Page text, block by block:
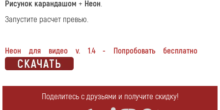
Рисунок карандашом + Неон.
Запустите расчет превью.
Неон для видео v. 1.4 - Попробовать бесплатно
Поделитесь с друзьями и получите скидку!